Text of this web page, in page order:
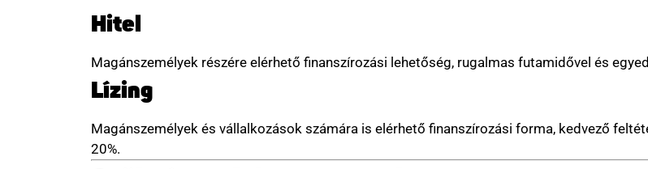
Hitel
Magánszemélyek részére elérhető finanszírozási lehetőség, rugalmas futamidővel és
Lízing
Magánszemélyek és vállalkozások számára is elérhető finanszírozási forma, kedvező
20%.